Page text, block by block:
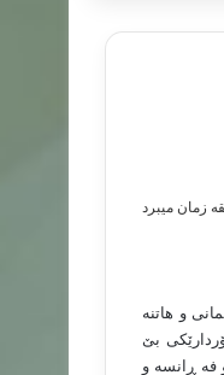
و هاتنه
بێ
و فه ڕانسه و